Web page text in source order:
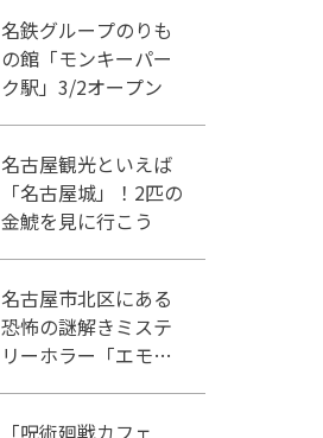
名鉄グループのりも
の館「モンキーパー
ク駅」3/2オープン
名古屋観光といえば
「名古屋城」！2匹の
金鯱を見に行こう
名古屋市北区にある
恐怖の謎解きミステ
リーホラー「エモい